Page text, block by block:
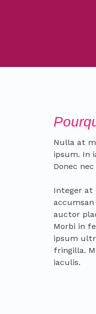
Nulla at
ipsum. In
Donec
Integer at
auctor
Morbi in
ipsum
fringilla.
iaculis.